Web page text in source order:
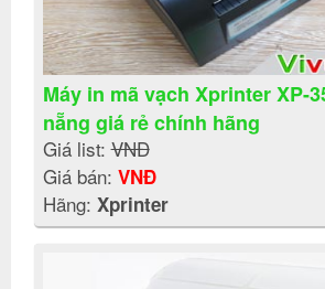
Máy in mã vạch Xprinter XP-
nẵng giá rẻ chính hãng
Giá list:VNĐ
Giá bán: VNĐ
Hãng: Xprinter